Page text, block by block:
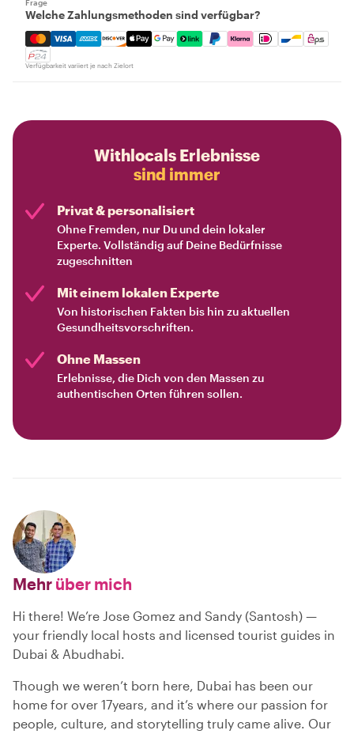
Frage
Welche Zahlungsmethoden sind verfügbar?
Mastercard, Visa, Amex, Discover, Apple Pay, Google
Verfügbarkeit variiert je nach Zielort
Withlocals Erlebnisse
sind immer
Privat & personalisiert
Ohne Fremden, nur Du und dein lokaler
Experte. Vollständig auf Deine Bedürfnisse
zugeschnitten
Mit einem lokalen Experte
Von historischen Fakten bis hin zu aktuellen
Gesundheitsvorschriften.
Ohne Massen
Erlebnisse, die Dich von den Massen zu
authentischen Orten führen sollen.
Mehr über mich
Hi there! We’re Jose Gomez and Sandy (Santosh) —
your friendly local hosts and licensed tourist guides in
Dubai & Abudhabi.
Though we weren’t born here, Dubai has been our
home for over 17years, and it’s where our passion for
people, culture, and storytelling truly came alive. Our